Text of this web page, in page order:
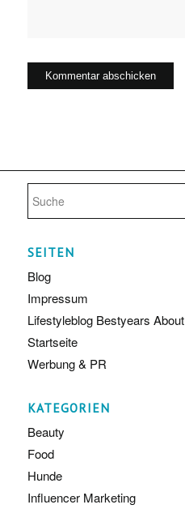
SEITEN
Blog
Impressum
Lifestyleblog Bestyears About
Startseite
Werbung & PR
KATEGORIEN
Beauty
Food
Hunde
Influencer Marketing